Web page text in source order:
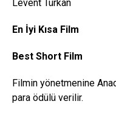
Levent Türkan
En İyi Kısa Film
Best Short Film
Filmin yönetmenine
para ödülü verilir.